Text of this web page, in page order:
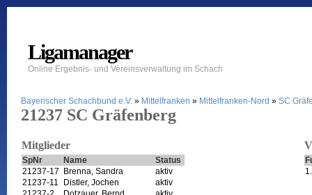
Ligamanager
Online Ergebnis- und Vereinsverwaltung im Schach
Bayerischer Schachbund e.V. » Mittelfranken » Mittelfranken-Nord » SC
21237 SC Gräfenberg
Mitglieder
SpNr Name
Status
21237-17 Brenna, Sandra
aktiv
21237-11
Distler, Jochen
aktiv